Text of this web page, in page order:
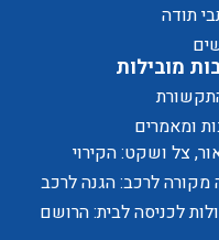
מובילות
ומאמרים
צל ושקט: הקירוי
מעצב בחוויית המרחב
מקורה לרכב: הגנה לרכב
לבית
לכניסה לבית: הרושם
תודה